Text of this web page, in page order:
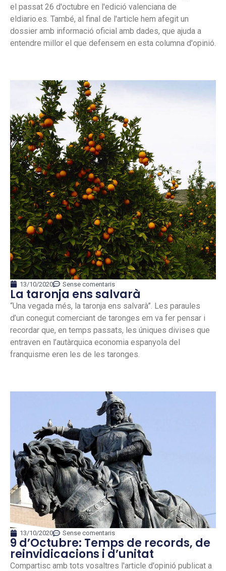
el passat 26 d'octubre en l'edició valenciana de
eldiario.es. També, al final de l'article hem afegit un
dossier amb informació oficial amb dades, que ajuda a
entendre millor el que defensem en esta columna d'opinió.
13/10/2020 Sense comentaris
La taronja ens salvarà
“Una vegada més, la taronja ens salvarà”. Les paraules
d’un conegut comerciant de taronges em va fer pensar i
recordar que, en temps passats, les úniques divises que
entraven en l’autàrquica economia espanyola del
franquisme eren les de les taronges.
13/10/2020 Sense comentaris
9 d’Octubre: Temps de records, de
reinvidicacions i d’unitat
Compartisc amb tots vosaltres l'article d'opinió publicat a